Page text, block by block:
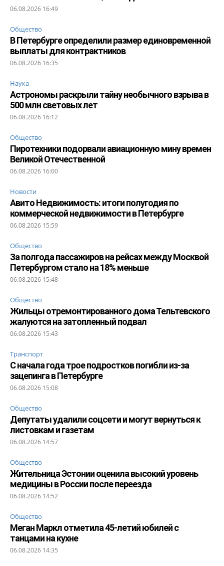
06.08.2026 16:49
Общество
В Петербурге определили размер единовременной
выплаты для контрактников
06.08.2026 16:35
Наука
Астрономы раскрыли тайну необычного взрыва в
500 млн световых лет
06.08.2026 16:12
Общество
Пиротехники подорвали авиационную мину времен
Великой Отечественной
06.08.2026 16:00
Новости
Авито Недвижимость: итоги полугодия по
коммерческой недвижимости в Петербурге
06.08.2026 15:59
Общество
За полгода пассажиров на рейсах между Москвой
Петербургом стало на 18% меньше
06.08.2026 15:48
Общество
Жильцы отремонтированного дома Тельтевского
жалуются на затопленный подвал
06.08.2026 15:43
Транспорт
С начала года трое подростков погибли из-за
зацепинга в Петербурге
06.08.2026 15:08
Общество
Депутаты удалили соцсети и могут вернуться к
листовкам и газетам
06.08.2026 14:57
Общество
Жительница Эстонии оценила высокий уровень
медицины в России после переезда
06.08.2026 14:52
Общество
Меган Маркл отметила 45-летий юбилей с
танцами на кухне
06.08.2026 14:35